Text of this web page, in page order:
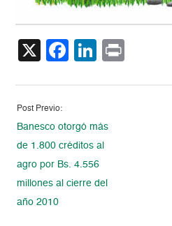
X Facebook
LinkedIn
Post Previo:
Banesco otorgó más
de 1.800 créditos al
agro por Bs. 4.556
millones al cierre del
año 2010